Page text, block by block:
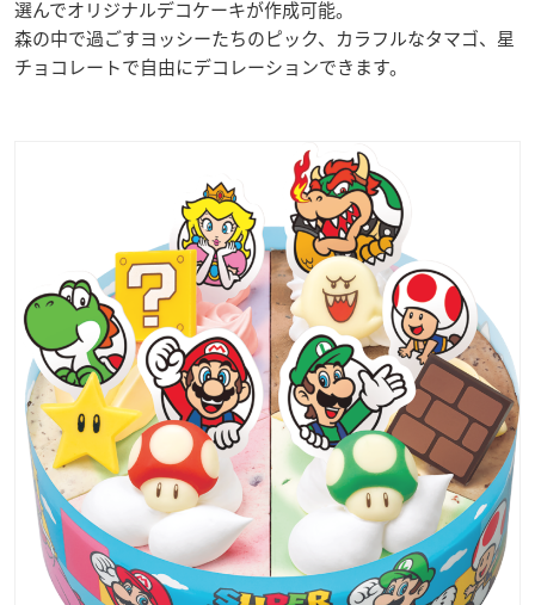
選んでオリジナルデコケーキが作成可能。
森の中で過ごすヨッシーたちのピック、カラフルなタマゴ、星
チョコレートで自由にデコレーションできます。